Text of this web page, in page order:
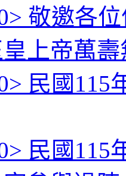
> 敬邀各
上帝萬壽
> 民國115
> 民國115